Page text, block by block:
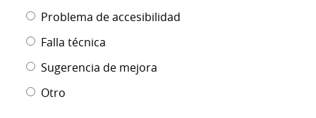
Problema de accesibilidad
Falla técnica
Sugerencia de mejora
Otro